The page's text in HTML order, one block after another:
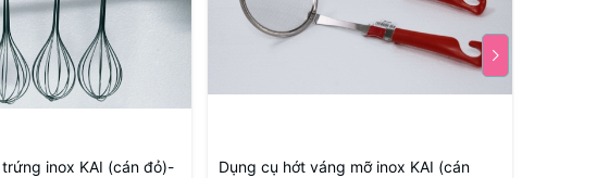
inox KAI (cán đỏ)-
Dụng cụ hớt váng mỡ inox KAI (cán